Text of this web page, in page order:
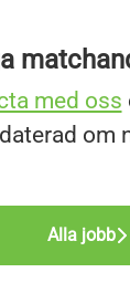
med oss
om
Alla jobb